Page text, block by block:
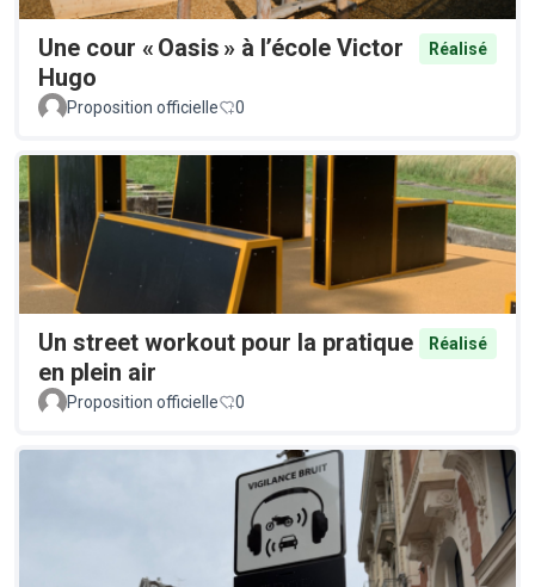
Une cour « Oasis » à l’école Victor
Hugo
Réalisé
Proposition officielle 0
Un street workout pour la pratique
en plein air
Réalisé
Proposition officielle 0